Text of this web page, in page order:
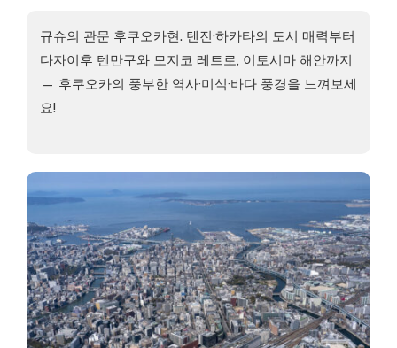
규슈의 관문 후쿠오카현. 텐진·하카타의 도시 매력부터
다자이후 텐만구와 모지코 레트로, 이토시마 해안까지
— 후쿠오카의 풍부한 역사·미식·바다 풍경을 느껴보세
요!